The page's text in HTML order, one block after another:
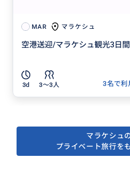
MAR マラケシュ
空港送迎/マラケシュ観光3日間
3d 3〜3人
3名で利
マラケシュ
プライベート旅行を